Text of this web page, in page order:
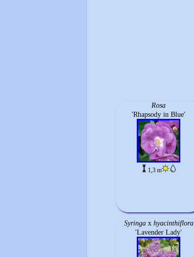
Rosa
'Rhapsody in Blue'
1,3 m
Syringax hyacinthiflora
'Lavender Lady'